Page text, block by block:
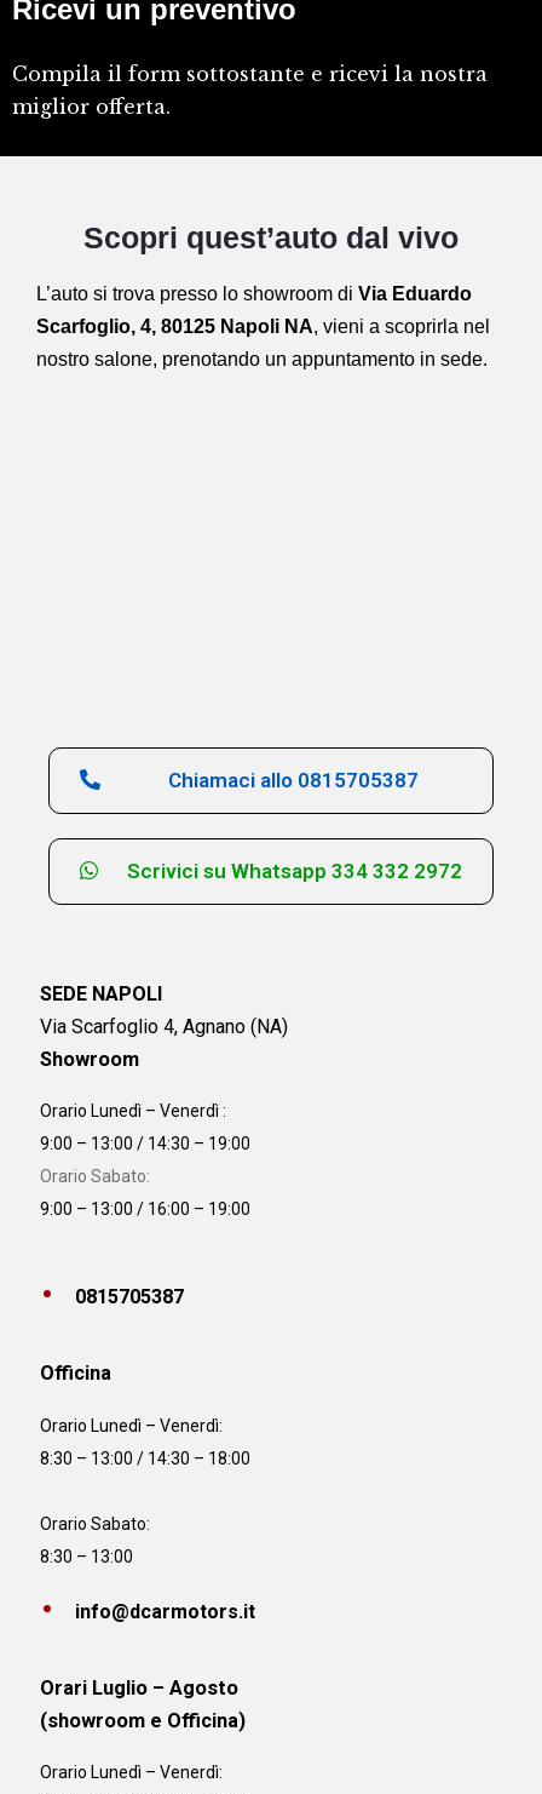
Ricevi un preventivo
Compila il form sottostante e ricevi la nostra
miglior offerta.
Scopri quest’auto dal vivo
L’auto si trova presso lo showroom di Via Eduardo
Scarfoglio, 4, 80125 Napoli NA, vieni a scoprirla nel
nostro salone, prenotando un appuntamento in sede.
Chiamaci allo 0815705387
Scrivici su Whatsapp 334 332 2972
SEDE NAPOLI
Via Scarfoglio 4, Agnano (NA)
Showroom
Orario Lunedì – Venerdì :
9:00 – 13:00 / 14:30 – 19:00
Orario Sabato:
9:00 – 13:00 / 16:00 – 19:00
0815705387
Officina
Orario Lunedì – Venerdì:
8:30 – 13:00 / 14:30 – 18:00
Orario Sabato:
8:30 – 13:00
info@dcarmotors.it
Orari Luglio – Agosto
(showroom e Officina)
Orario Lunedì – Venerdì: